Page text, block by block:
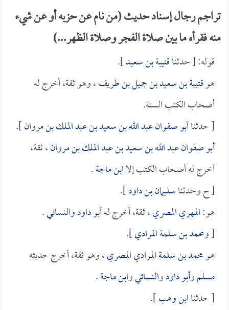
تراجم رجال إسناد حديث (من نام عن حزبه أو عن شيء
منه فقرأه ما بين صلاة الفجر وصلاة الظهر...)
قوله: [ حدثناقتيبة بن سعيد].
هوقتيبة بن سعيد بن جميل بن طريف، وهو ثقة، أخرج له
أصحاب الكتب الستة.
[ حدثناأبو صفوان عبد الله بن سعيد بن عبد الملك بن مروان].
أبو صفوان عبد الله بن سعيد بن عبد الملك بن مروان، ثقة،
أخرج له أصحاب الكتب إلاابن ماجة.
[ ح وحدثناسليمان بن داود].
هو:المهري المصري، ثقة، أخرج لهأبو داودوالنسائي.
[ ومحمد بن سلمة المرادي].
هومحمد بن سلمة المرادي المصري، وهو ثقة، أخرج حديثه
مسلموأبو داودوالنسائيوابن ماجة.
[ حدثناابن وهب].